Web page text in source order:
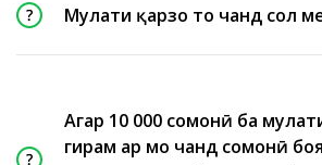
Муҳлати қарзҳо то чанд сол
Агар 10 000 сомонӣ ба
гирам ҳар моҳ чанд сомонӣ